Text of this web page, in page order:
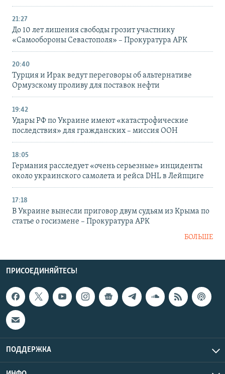
21:27
До 10 лет лишения свободы грозит участнику
«Самообороны Севастополя» – Прокуратура АРК
20:40
Турция и Ирак ведут переговоры об альтернативе
Ормузскому проливу для поставок нефти
19:42
Удары РФ по Украине имеют «катастрофические
последствия» для гражданских – миссия ООН
18:05
Германия расследует «очень серьезные» инциденты
около украинского самолета и рейса DHL в Лейпциге
17:18
В Украине вынесли приговор двум судьям из Крыма по
статье о госизмене – Прокуратура АРК
БОЛЬШЕ
ПРИСОЕДИНЯЙТЕСЬ!
ПОДДЕРЖКА